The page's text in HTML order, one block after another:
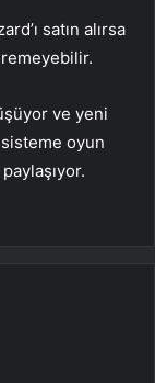
satın alırsa
ve yeni
oyun